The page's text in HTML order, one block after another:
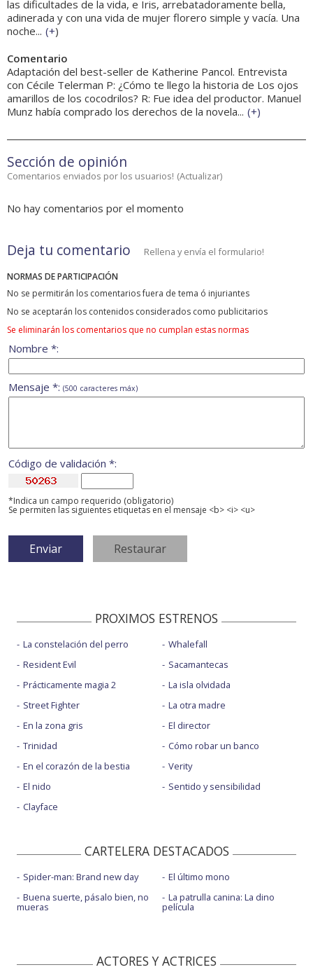
las dificultades de la vida, e Iris, arrebatadoramente bella,
adinerada y con una vida de mujer florero simple y vacía. Una
noche... (+)
Comentario
Adaptación del best-seller de Katherine Pancol. Entrevista
con Cécile Telerman P: ¿Cómo te llego la historia de Los ojos
amarillos de los cocodrilos? R: Fue idea del productor. Manuel
Munz había comprado los derechos de la novela... (+)
Sección de opinión
Comentarios enviados por los usuarios! (Actualizar)
No hay comentarios por el momento
Deja tu comentario Rellena y envía el formulario!
NORMAS DE PARTICIPACIÓN
No se permitirán los comentarios fuera de tema ó injuriantes
No se aceptarán los contenidos considerados como publicitarios
Se eliminarán los comentarios que no cumplan estas normas
Nombre *:
Mensaje *: (500 caracteres máx)
Código de validación *:
*Indica un campo requerido (obligatorio)
Se permiten las siguientes etiquetas en el mensaje <b> <i> <u>
PROXIMOS ESTRENOS
La constelación del perro
Resident Evil
Prácticamente magia 2
Street Fighter
En la zona gris
Trinidad
En el corazón de la bestia
El nido
Clayface
Whalefall
Sacamantecas
La isla olvidada
La otra madre
El director
Cómo robar un banco
Verity
Sentido y sensibilidad
CARTELERA DESTACADOS
Spider-man: Brand new day
Buena suerte, pásalo bien, no
mueras
El último mono
La patrulla canina: La dino
película
ACTORES Y ACTRICES